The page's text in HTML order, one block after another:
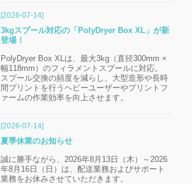
[2026-07-14]
3kgスプール対応の「PolyDryer Box XL」が新
登場！
PolyDryer Box XLは、最大3kg（直径300mm ×
幅118mm）のフィラメントスプールに対応。
スプール交換の頻度を減らし、大型造形や長時
間プリントを行うヘビーユーザーやプリントフ
ァームの作業効率を向上させます。
[2026-07-14]
夏季休業のお知らせ
誠に勝手ながら、2026年8月13日（木）～2026
年8月16日（日）は、配送業務およびサポート
業務をお休みさせていただきます。